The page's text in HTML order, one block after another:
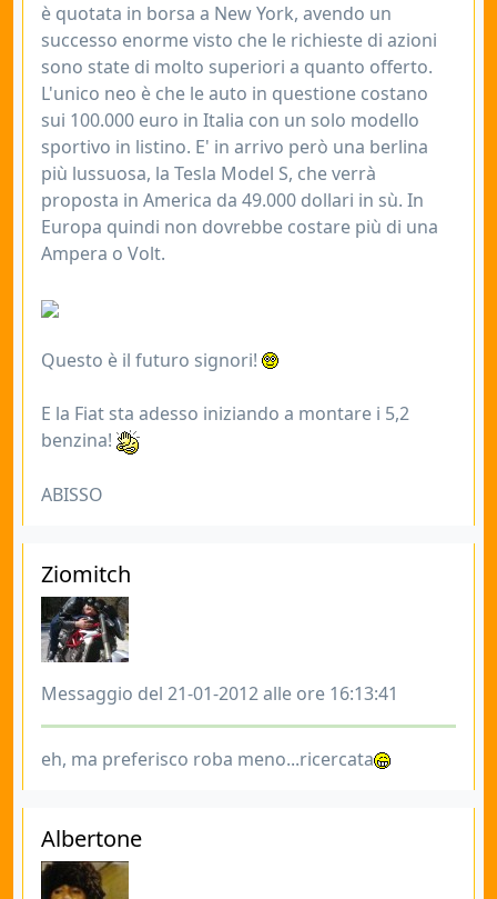
è quotata in borsa a New York, avendo un
successo enorme visto che le richieste di azioni
sono state di molto superiori a quanto offerto.
L'unico neo è che le auto in questione costano
sui 100.000 euro in Italia con un solo modello
sportivo in listino. E' in arrivo però una berlina
più lussuosa, la Tesla Model S, che verrà
proposta in America da 49.000 dollari in sù. In
Europa quindi non dovrebbe costare più di una
Ampera o Volt.
Questo è il futuro signori!
E la Fiat sta adesso iniziando a montare i 5,2
benzina!
ABISSO
Ziomitch
Messaggio del 21-01-2012 alle ore 16:13:41
eh, ma preferisco roba meno...ricercata
Albertone